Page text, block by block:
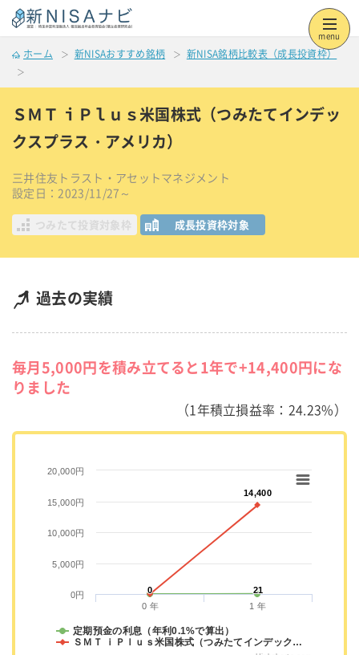
menu
ホーム 新NISAおすすめ銘柄 新NISA銘柄比較表（成長投資枠）
ＳＭＴ ｉＰｌｕｓ米国株式（つみたてインデッ
クスプラス・アメリカ）
三井住友トラスト・アセットマネジメント
設定日：2023/11/27～
つみたて投資対象枠 成長投資枠対象
過去の実績
毎月5,000円を積み立てると1年で+14,400円にな
りました
（1年積立損益率：24.23%）
0
0 21
21
14,400
14,400
定期預金の利息（年利0.1%で算出）
ＳＭＴ ｉＰｌｕｓ米国株式（つみたてインデック…
0 年 1 年
0円
5,000円
10,000円
15,000円
20,000円